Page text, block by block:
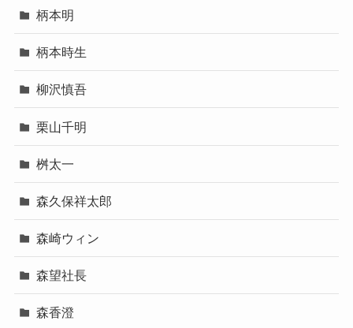
柄本明
柄本時生
柳沢慎吾
栗山千明
桝太一
森久保祥太郎
森崎ウィン
森望社長
森香澄